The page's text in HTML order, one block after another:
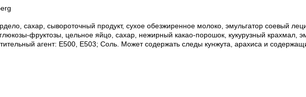
сахар, сывороточный продукт, сухое обезжиренное молоко, эмульгатор соевый
фруктозы, цельное яйцо, сахар, нежирный какао-порошок, кукурузный крахмал,
агент: E500, E503; Соль. Может содержать следы кунжута, арахиса и с